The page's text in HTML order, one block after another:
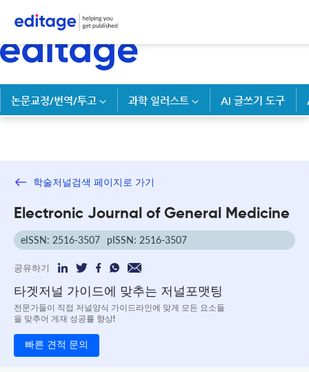
논문교정/번역/투고 과학 일러스트 AI 글쓰기 도구
학술저널검색 페이지로 가기
Electronic Journal of General Medicine
eISSN: 2516-3507 pISSN: 2516-3507
공유하기
타겟저널 가이드에 맞추는 저널포맷팅
전문가들이 직접 저널양식 가이드라인에 맞게 모든 요소들
을 맞추어 게재 성공률 향상!
빠른 견적 문의